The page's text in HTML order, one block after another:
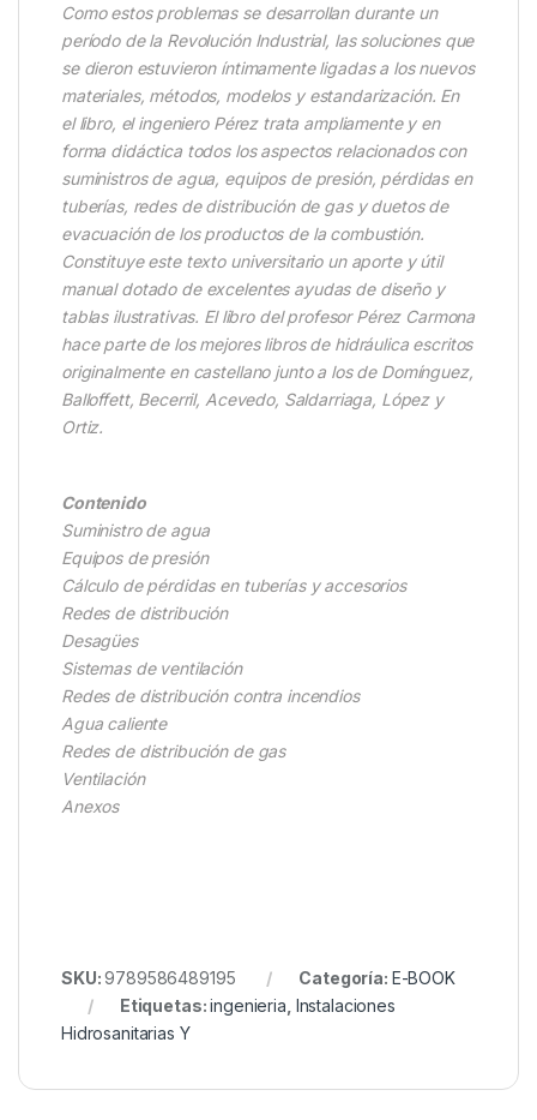
Como estos problemas se desarrollan durante un
período de la Revolución Industrial, las soluciones que
se dieron estuvieron íntimamente ligadas a los nuevos
materiales, métodos, modelos y estandarización. En
el libro, el ingeniero Pérez trata ampliamente y en
forma didáctica todos los aspectos relacionados con
suministros de agua, equipos de presión, pérdidas en
tuberías, redes de distribución de gas y duetos de
evacuación de los productos de la combustión.
Constituye este texto universitario un aporte y útil
manual dotado de excelentes ayudas de diseño y
tablas ilustrativas. El libro del profesor Pérez Carmona
hace parte de los mejores libros de hidráulica escritos
originalmente en castellano junto a los de Domínguez,
Balloffett, Becerril, Acevedo, Saldarriaga, López y
Ortiz.
Contenido
Suministro de agua
Equipos de presión
Cálculo de pérdidas en tuberías y accesorios
Redes de distribución
Desagües
Sistemas de ventilación
Redes de distribución contra incendios
Agua caliente
Redes de distribución de gas
Ventilación
Anexos
SKU:9789586489195 Categoría: E-BOOK
Etiquetas:ingenieria Instalaciones
Hidrosanitarias Y